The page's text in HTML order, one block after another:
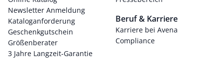
Newsletter Anmeldung
Kataloganforderung
Geschenkgutschein
Größenberater
3 Jahre Langzeit-Garantie
Beruf & Karriere
Karriere bei Avena
Compliance